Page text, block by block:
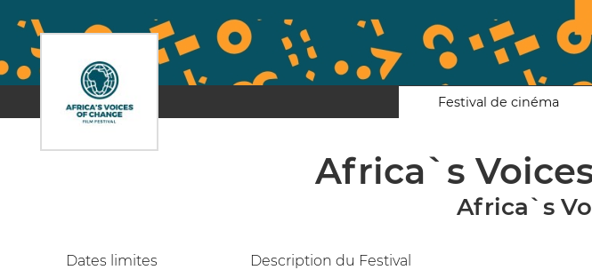
Festival de cinéma
Africa`s
Africa`s
Dates limites Description du Festival